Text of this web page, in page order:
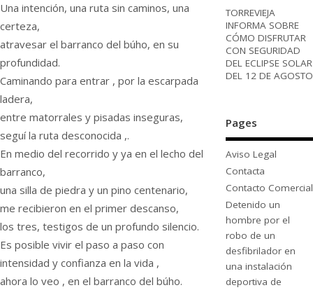
Una intención, una ruta sin caminos, una
certeza,
atravesar el barranco del búho, en su
profundidad.
Caminando para entrar , por la escarpada
ladera,
entre matorrales y pisadas inseguras,
seguí la ruta desconocida ,.
En medio del recorrido y ya en el lecho del
barranco,
una silla de piedra y un pino centenario,
me recibieron en el primer descanso,
los tres, testigos de un profundo silencio.
Es posible vivir el paso a paso con
intensidad y confianza en la vida ,
ahora lo veo , en el barranco del búho.
TORREVIEJA
INFORMA SOBRE
CÓMO DISFRUTAR
CON SEGURIDAD
DEL ECLIPSE SOLAR
DEL 12 DE AGOSTO
Pages
Aviso Legal
Contacta
Contacto Comercial
Detenido un
hombre por el
robo de un
desfibrilador en
una instalación
deportiva de